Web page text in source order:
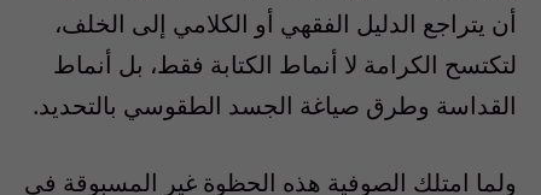
أن يتراجع الدليل الفقهي أو الكلامي إلى الخلف،
لتكتسح الكرامة لا أنماط الكتابة فقط، بل أنماط
القداسة وطرق صياغة الجسد الطقوسي بالتحديد.
ولما امتلك الصوفية هذه الحظوة غير المسبوقة في